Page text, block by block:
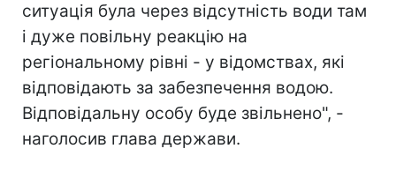
ситуація була через відсутність води там
і дуже повільну реакцію на
регіональному рівні - у відомствах, які
відповідають за забезпечення водою.
Відповідальну особу буде звільнено", -
наголосив глава держави.